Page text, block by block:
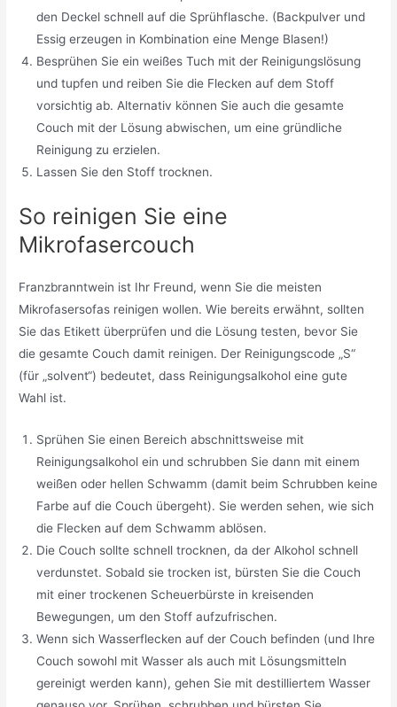
den Deckel schnell auf die Sprühflasche. (Backpulver und
Essig erzeugen in Kombination eine Menge Blasen!)
Besprühen Sie ein weißes Tuch mit der Reinigungslösung
und tupfen und reiben Sie die Flecken auf dem Stoff
vorsichtig ab. Alternativ können Sie auch die gesamte
Couch mit der Lösung abwischen, um eine gründliche
Reinigung zu erzielen.
Lassen Sie den Stoff trocknen.
So reinigen Sie eine
Mikrofasercouch
Franzbranntwein ist Ihr Freund, wenn Sie die meisten
Mikrofasersofas reinigen wollen. Wie bereits erwähnt, sollten
Sie das Etikett überprüfen und die Lösung testen, bevor Sie
die gesamte Couch damit reinigen. Der Reinigungscode „S“
(für „solvent“) bedeutet, dass Reinigungsalkohol eine gute
Wahl ist.
Sprühen Sie einen Bereich abschnittsweise mit
Reinigungsalkohol ein und schrubben Sie dann mit einem
weißen oder hellen Schwamm (damit beim Schrubben keine
Farbe auf die Couch übergeht). Sie werden sehen, wie sich
die Flecken auf dem Schwamm ablösen.
Die Couch sollte schnell trocknen, da der Alkohol schnell
verdunstet. Sobald sie trocken ist, bürsten Sie die Couch
mit einer trockenen Scheuerbürste in kreisenden
Bewegungen, um den Stoff aufzufrischen.
Wenn sich Wasserflecken auf der Couch befinden (und Ihre
Couch sowohl mit Wasser als auch mit Lösungsmitteln
gereinigt werden kann), gehen Sie mit destilliertem Wasser